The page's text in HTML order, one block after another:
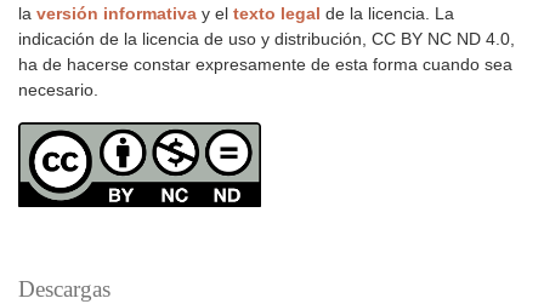
la versión informativa y el texto legal de la licencia. La
indicación de la licencia de uso y distribución, CC BY NC ND 4.0,
ha de hacerse constar expresamente de esta forma cuando sea
necesario.
Descargas